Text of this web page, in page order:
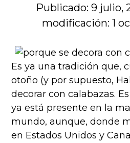
Publicado: 9 julio,
modificación: 1
Es ya una tradición que,
otoño (y por supuesto,
decorar con calabazas.
ya está presente en la
mundo, aunque, donde
en Estados Unidos y